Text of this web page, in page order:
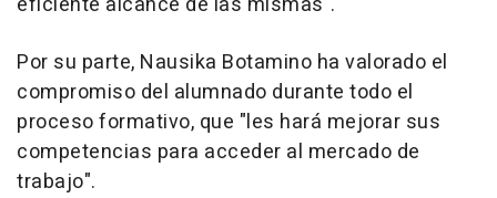
Por su parte, Nausika Botamino ha valorado el
compromiso del alumnado durante todo el
proceso formativo, que "les hará mejorar sus
competencias para acceder al mercado de
trabajo".